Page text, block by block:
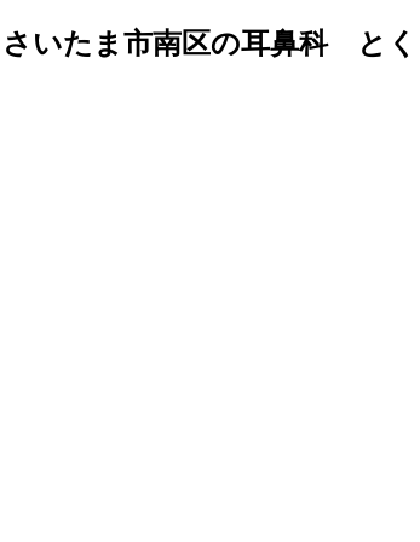
いたま市南区の耳鼻科 と